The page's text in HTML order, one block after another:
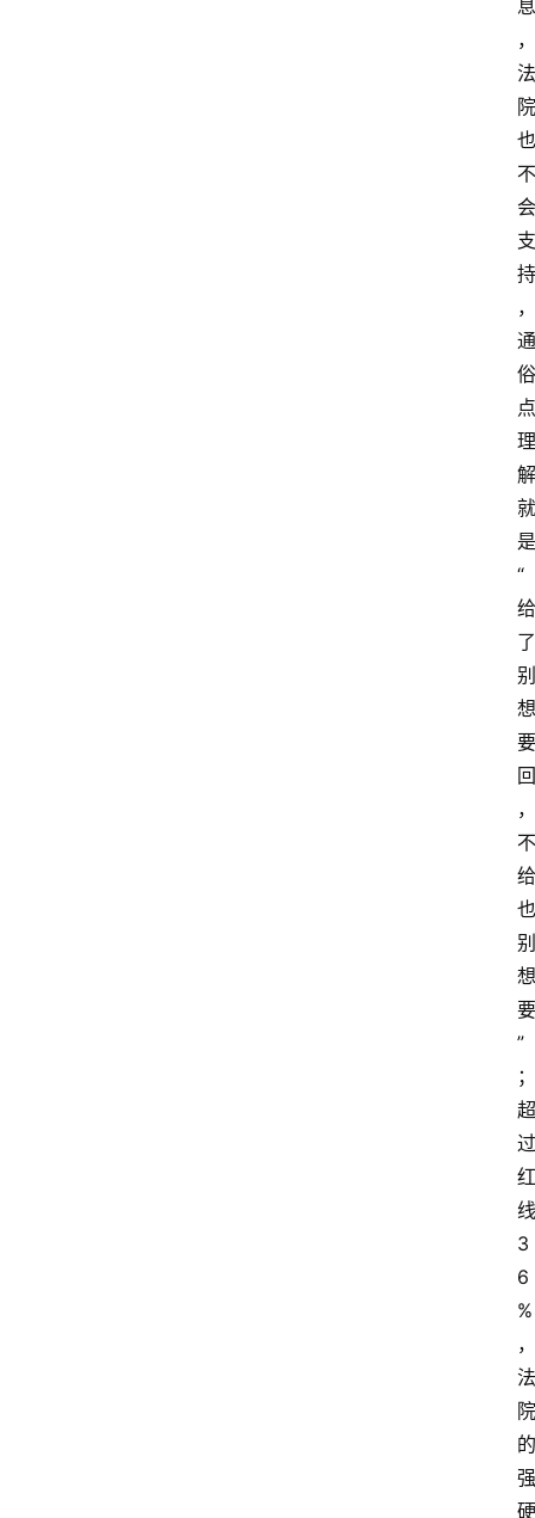
息
，
法
院
也
不
会
支
持
，
通
俗
点
理
解
就
是
“
给
了
别
想
要
回
，
不
给
也
别
想
要
”
；
超
过
红
线
3
6
%
，
法
院
的
强
硬